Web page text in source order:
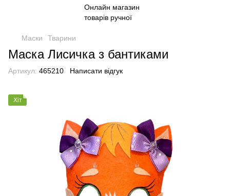
Маски Тварини
Маска Лисичка з бантиками
Артикул: 465210 Написати відгук
Хіт